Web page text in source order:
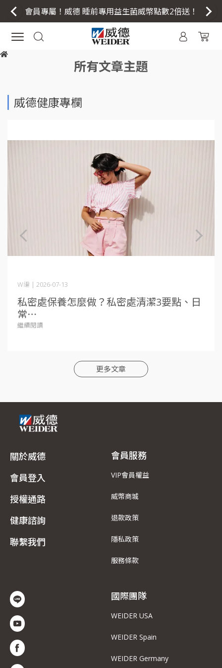
會員專屬！威德 睡前專用益生菌威幣點數2倍送！
所有文章主題
威德健康專欄
W編 | 2026-07-13
私密處保養怎麼做？私密處清潔3要點、日
常⋯
繼續閱讀
更多文章
關於威德
會員登入
授權通路
健康諮詢
聯繫我們
會員服務
VIP會員權益
威幣商城
退款政策
隱私政策
服務條款
國際團隊
WEIDER USA
WEIDER Spain
WEIDER Germany